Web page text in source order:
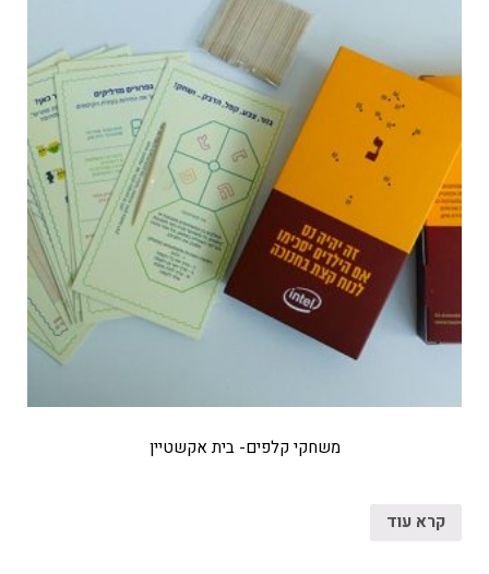
משחקי קלפים- בית אקשטיין
קרא עוד